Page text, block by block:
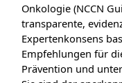
Onkologie (NCCN
transparente,
Expertenkonsens
Empfehlungen für
Prävention und